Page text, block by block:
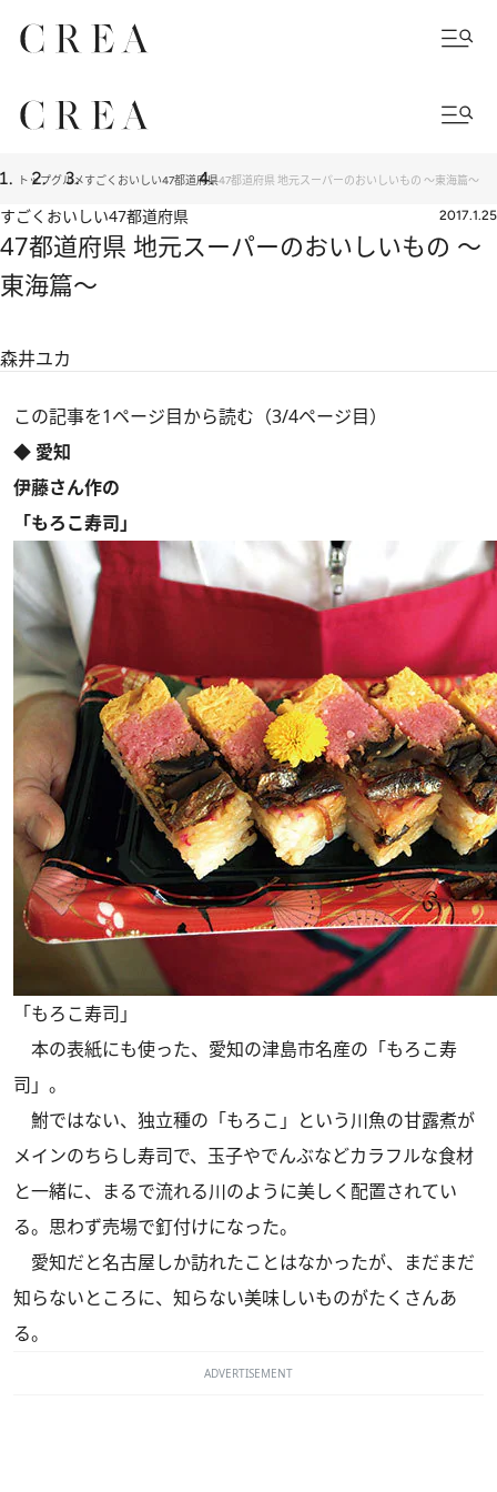
トップグルメすごくおいしい47都道府県47都道府県 地元スーパーのおいしいもの ～東海篇～
すごくおいしい47都道府県 2017.1.25
47都道府県 地元スーパーのおいしいもの ～
東海篇～
森井ユカ
この記事を1ページ目から読む（3/4ページ目）
◆ 愛知
伊藤さん作の
「もろこ寿司」
「もろこ寿司」
本の表紙にも使った、愛知の津島市名産の「もろこ寿
司」。
鮒ではない、独立種の「もろこ」という川魚の甘露煮が
メインのちらし寿司で、玉子やでんぶなどカラフルな食材
と一緒に、まるで流れる川のように美しく配置されてい
る。思わず売場で釘付けになった。
愛知だと名古屋しか訪れたことはなかったが、まだまだ
知らないところに、知らない美味しいものがたくさんあ
る。
ADVERTISEMENT